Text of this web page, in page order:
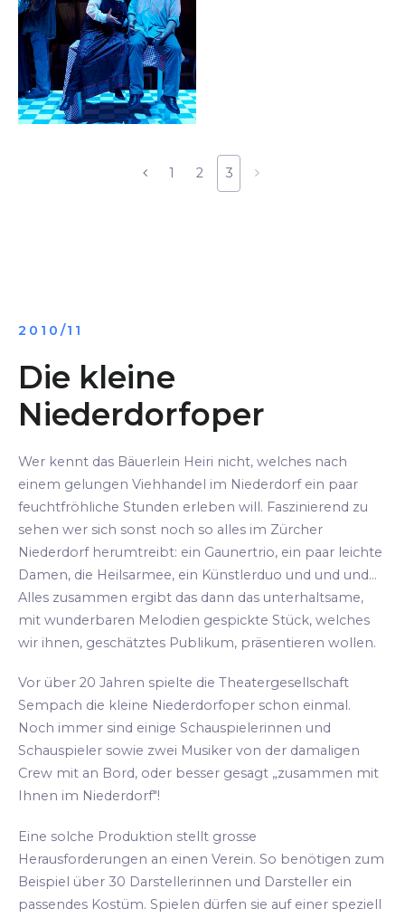
1 2 3
2010/11
Die kleine
Niederdorfoper
Wer kennt das Bäuerlein Heiri nicht, welches nach
einem gelungen Viehhandel im Niederdorf ein paar
feuchtfröhliche Stunden erleben will. Faszinierend zu
sehen wer sich sonst noch so alles im Zürcher
Niederdorf herumtreibt: ein Gaunertrio, ein paar leichte
Damen, die Heilsarmee, ein Künstlerduo und und und...
Alles zusammen ergibt das dann das unterhaltsame,
mit wunderbaren Melodien gespickte Stück, welches
wir ihnen, geschätztes Publikum, präsentieren wollen.
Vor über 20 Jahren spielte die Theatergesellschaft
Sempach die kleine Niederdorfoper schon einmal.
Noch immer sind einige Schauspielerinnen und
Schauspieler sowie zwei Musiker von der damaligen
Crew mit an Bord, oder besser gesagt „zusammen mit
Ihnen im Niederdorf"!
Eine solche Produktion stellt grosse
Herausforderungen an einen Verein. So benötigen zum
Beispiel über 30 Darstellerinnen und Darsteller ein
passendes Kostüm. Spielen dürfen sie auf einer speziell